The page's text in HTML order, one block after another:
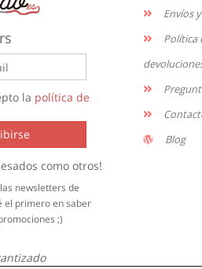
la política de
como otros!
newsletters de
el primero en saber
;)
Envíos
Política
Blog